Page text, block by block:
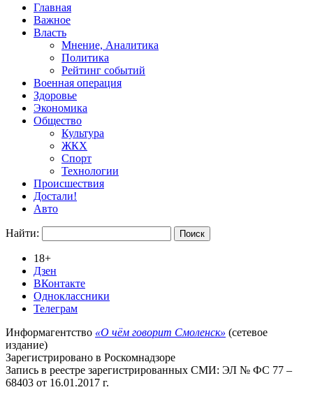
Главная
Важное
Власть
Мнение, Аналитика
Политика
Рейтинг событий
Военная операция
Здоровье
Экономика
Общество
Культура
ЖКХ
Спорт
Технологии
Происшествия
Достали!
Авто
Найти:
18+
Дзен
ВКонтакте
Одноклассники
Телеграм
Информагентство «О чём говорит Смоленск» (сетевое
издание)
Зарегистрировано в Роскомнадзоре
Запись в реестре зарегистрированных СМИ: ЭЛ № ФС 77 –
68403 от 16.01.2017 г.